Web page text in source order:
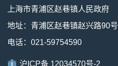
上海市青浦区赵巷镇人民政府
地址：青浦区赵巷镇赵兴路90号
电话：021-59754590
沪ICP备 12034570号-2